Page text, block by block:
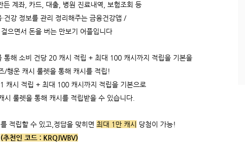
든 계좌, 카드, 대출, 병원 진료내역, 보험조회 등
건강 정보를 관리 정리해주는 금융건강앱 /
걸으면서 돈을 버는 만보기 어플입니다
통해 소비 건당 20 캐시 적립 + 최대 100 캐시까지 적립을 기본을
/행운 캐시 룰렛을 통해 캐시를 적립!
캐시 적립 + 최대 100 캐시까지 적립을 기본으로
시 룰렛을 통해 캐시를 적립받을 수 있습니다.
적립할 수 있고, 정답을 맞히면 최대 1만 캐시
당첨이 가능!
(추천인 코드 : KRQJWBV)